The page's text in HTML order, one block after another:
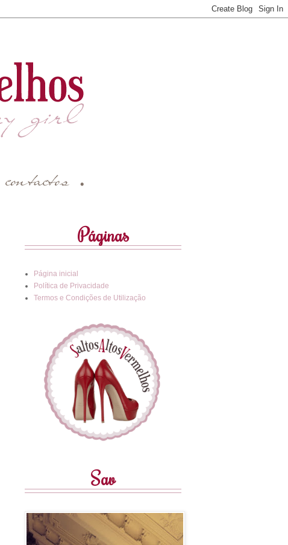
Páginas
Página inicial
Política de Privacidade
Termos e Condições de Utilização
Sav